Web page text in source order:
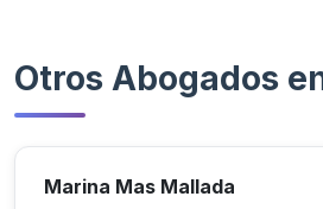
Otros Abogados
Marina Mas Mallada